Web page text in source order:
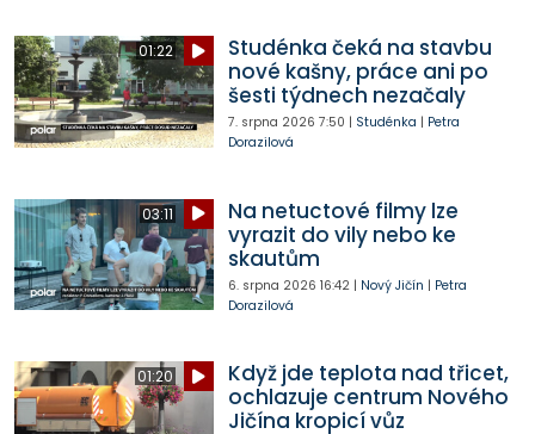
01:22
Studénka čeká na stavbu
nové kašny, práce ani po
šesti týdnech nezačaly
7. srpna 2026 7:50 | Studénka | Petra
Dorazilová
03:11
Na netuctové filmy lze
vyrazit do vily nebo ke
skautům
6. srpna 2026 16:42| Nový Jičín | Petra
Dorazilová
01:20
Když jde teplota nad třicet,
ochlazuje centrum Nového
Jičína kropicí vůz